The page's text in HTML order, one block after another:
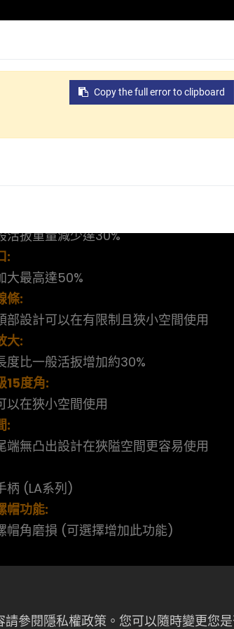
活扳重量減少達30%
:
大最高達50%
條:
部設計可以在有限制且狹小空間使用
大:
度比一般活扳增加約30%
15度角:
以在狹小空間使用
:
端無凸出設計在狹隘空間更容易使用
柄 (LA系列)
帽功能:
帽角磨損 (可選擇增加此功能)
參閱隱私權政策。您可以隨時變更您
Copy the full error to clipboard